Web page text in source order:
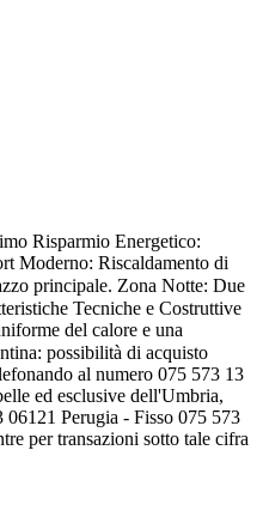
Risparmio Energetico:
Moderno: Riscaldamento di
principale. Zona Notte: Due
Tecniche e Costruttive
del calore e una
possibilità di acquisto
al numero 075 573 13
ed esclusive dell'Umbria,
Perugia - Fisso 075 573
per transazioni sotto tale cifra